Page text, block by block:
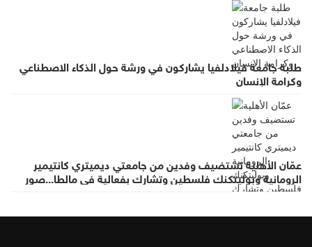
طلبة جامعة فيلادلفيا يشاركون في ورشة حول الذكاء الاصطناعي
وكرامة الإنسان
عمّان الأهلية تستضيف وفدين من جامعتي ديميتري كانتيمير
الرومانية وبوليتكنك فلسطين وتشارك بفعالية في مالطا...صور